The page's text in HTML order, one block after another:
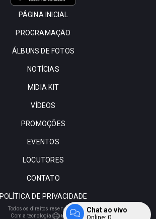
PÁGINA INICIAL
PROGRAMAÇÃO
ÁLBUNS DE FOTOS
NOTÍCIAS
MIDIA KIT
VÍDEOS
PROMOÇÕES
EVENTOS
LOCUTORES
CONTATO
POLÍTICA DE PRIVACIDADE
Todos os direitos reservados.
Com a tecnologia
Chat ao vivo
Online: 0